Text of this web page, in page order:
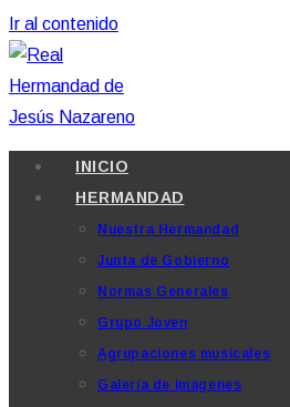
Ir al contenido
INICIO
HERMANDAD
Nuestra Hermandad
Junta de Gobierno
Normas Generales
Grupo Joven
Agrupaciones musicales
Galería de imágenes